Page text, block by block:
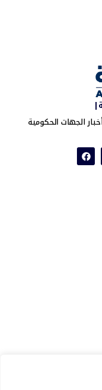
الجهات الحكومية